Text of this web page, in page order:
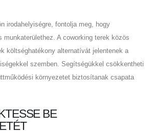
irodahelyiségre, fontolja meg, hogy
A coworking terek közös
költséghatékony alternatívát jelentenek a
szemben. Segítségükkel csökkentheti
környezetet biztosítanak csapata
BE